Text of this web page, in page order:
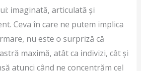
imaginată, articulată și
Ceva în care ne putem implica
nu este o surpriză că
maximă, atât ca indivizi, cât și
atunci când ne concentrăm cel